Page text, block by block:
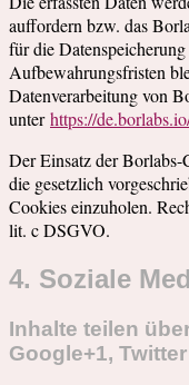
auffordern bzw. das
für die
Aufbewahrungsfristen
Datenverarbeitung von
unterhttps://
Der Einsatz der
die gesetzlich
Cookies einzuholen.
lit. c DSGVO.
4. Soziale
Inhalte teilen
Google+1,